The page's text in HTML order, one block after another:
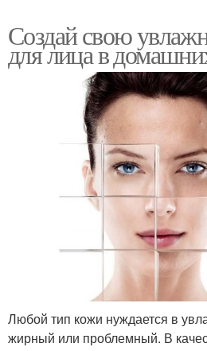
Создай свою
для лица в
Любой тип кожи нуждается в
жирный или проблемный. В